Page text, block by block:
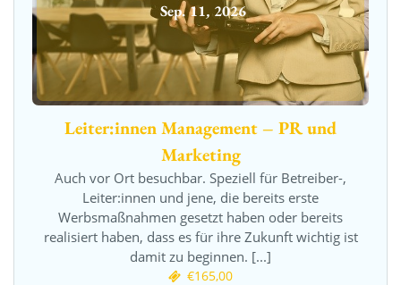
Sep. 11, 2026
Leiter:innen Management – PR und
Marketing
Auch vor Ort besuchbar. Speziell für Betreiber-,
Leiter:innen und jene, die bereits erste
Werbsmaßnahmen gesetzt haben oder bereits
realisiert haben, dass es für ihre Zukunft wichtig ist
damit zu beginnen. [...]
€165,00